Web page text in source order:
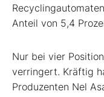
Anteil von 5,4
Nur bei vier
verringert. Kräftig
Produzenten Nel